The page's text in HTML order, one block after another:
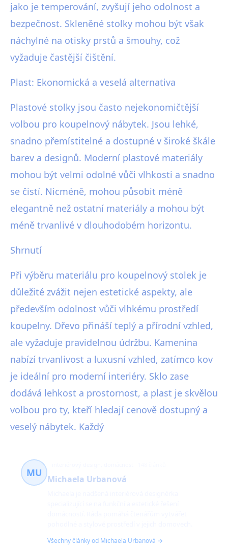
jako je temperování, zvyšují jeho odolnost a
bezpečnost. Skleněné stolky mohou být však
náchylné na otisky prstů a šmouhy, což
vyžaduje častější čištění.
Plast: Ekonomická a veselá alternativa
Plastové stolky jsou často nejekonomičtější
volbou pro koupelnový nábytek. Jsou lehké,
snadno přemístitelné a dostupné v široké škále
barev a designů. Moderní plastové materiály
mohou být velmi odolné vůči vlhkosti a snadno
se čistí. Nicméně, mohou působit méně
elegantně než ostatní materiály a mohou být
méně trvanlivé v dlouhodobém horizontu.
Shrnutí
Při výběru materiálu pro koupelnový stolek je
důležité zvážit nejen estetické aspekty, ale
především odolnost vůči vlhkému prostředí
koupelny. Dřevo přináší teplý a přírodní vzhled,
ale vyžaduje pravidelnou údržbu. Kamenina
nabízí trvanlivost a luxusní vzhled, zatímco kov
je ideální pro moderní interiéry. Sklo zase
dodává lehkost a prostornost, a plast je skvělou
volbou pro ty, kteří hledají cenově dostupný a
veselý nábytek. Každý
MU
Michaela Urbanová
Všechny články od Michaela Urbanová →